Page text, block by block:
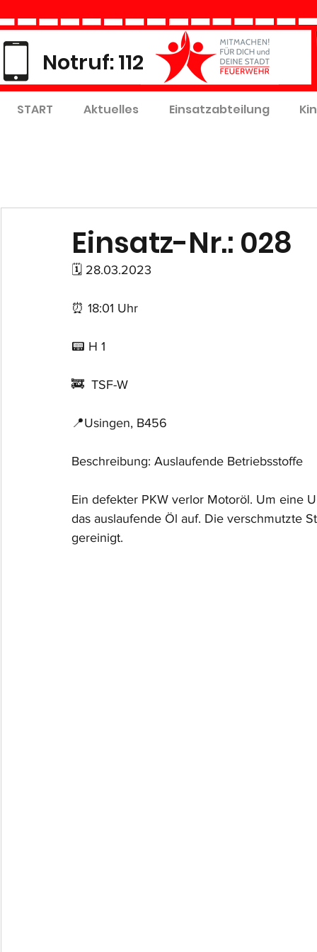
Notruf: 112
START Aktuelles Einsatzabteilung
Einsatz-Nr.: 028
🗓 28.03.2023
⏰ 18:01 Uhr
📟 H 1
🚒  TSF-W
📍Usingen, B456
Beschreibung: Auslaufende Betriebsstoffe
Ein defekter PKW verlor Motoröl. Um eine
das auslaufende Öl auf. Die verschmutzte
gereinigt.